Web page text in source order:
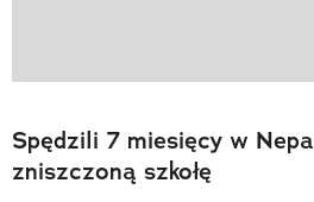
Spędzili 7 miesięcy w
zniszczoną szkołę